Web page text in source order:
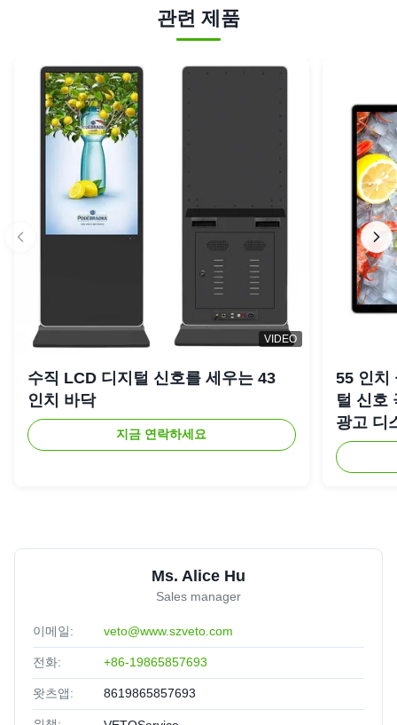
관련 제품
VIDEO
수직 LCD 디지털 신호를 세우는 43
인치 바닥
지금 연락하세요
55 인치
털 신호
광고 디
Ms. Alice Hu
Sales manager
이메일: veto@www.szveto.com
전화: +86-19865857693
왓츠앱: 8619865857693